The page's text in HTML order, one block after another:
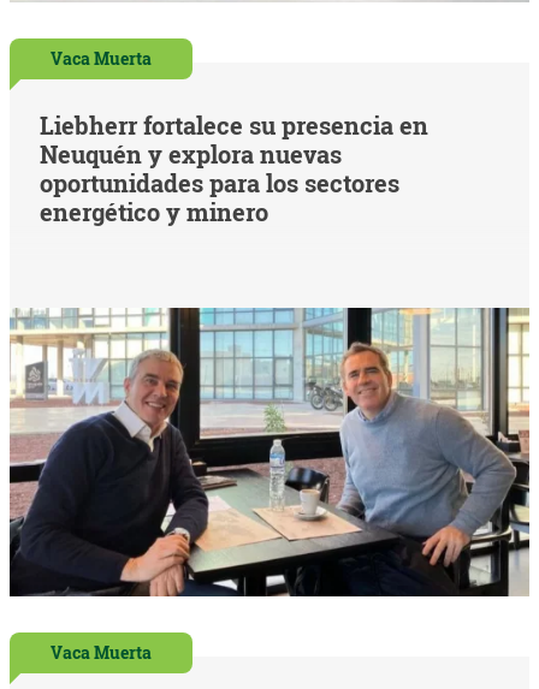
Vaca Muerta
Liebherr fortalece su presencia en
Neuquén y explora nuevas
oportunidades para los sectores
energético y minero
Vaca Muerta